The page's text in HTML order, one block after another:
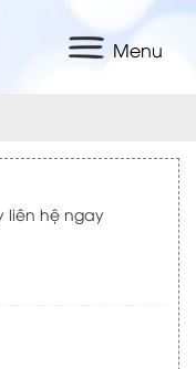
Menu
liên hệ ngay